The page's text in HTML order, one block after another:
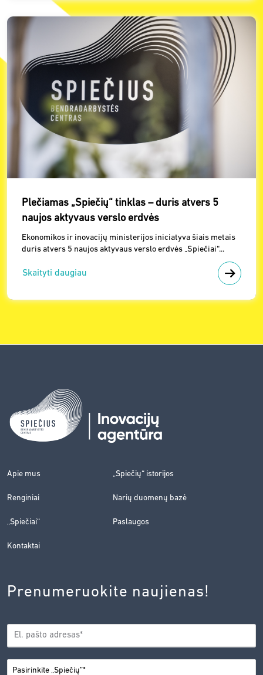
Plečiamas „Spiečių“ tinklas – duris atvers 5
naujos aktyvaus verslo erdvės
Ekonomikos ir inovacijų ministerijos iniciatyva šiais metais
duris atvers 5 naujos aktyvaus verslo erdvės „Spiečiai“...
Skaityti daugiau
Apie mus „Spiečių“ istorijos
Renginiai Narių duomenų bazė
„Spiečiai“ Paslaugos
Kontaktai
Prenumeruokite naujienas!
EL.
PAŠTAS*
MIESTAS*